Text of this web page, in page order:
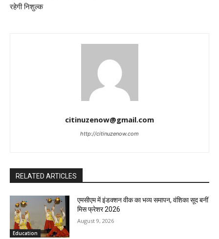
रहेगी निशुल्क
citinuzenow@gmail.com
http://citinuzenow.com
RELATED ARTICLES
Education
एमसीएम में इंडक्शन वीक का भव्य समापन, वंशिका सूद बनीं
मिस फ्रेशर 2026
August 9, 2026